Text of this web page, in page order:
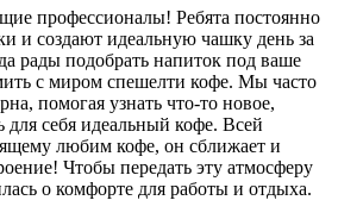
профессионалы! Ребята постоянно
и создают идеальную чашку день за
рады подобрать напиток под ваше
с миром спешелти кофе. Мы часто
помогая узнать что-то новое,
для себя идеальный кофе. Всей
любим кофе, он сближает и
Чтобы передать эту атмосферу
о комфорте для работы и отдыха.